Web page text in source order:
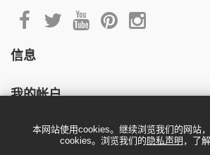
信息
我的帐户
本网站使用cookies。继续浏览我们的网站
cookies。浏览我们的 隐私声明 ，了